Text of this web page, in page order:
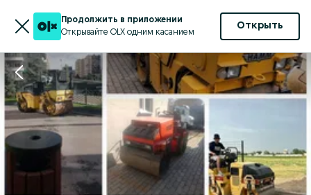
Продолжить в приложении
Открывайте OLX одним касанием
Открыть